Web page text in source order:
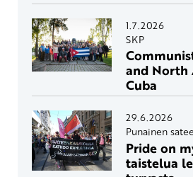
1.7.2026
SKP
and North
Cuba
29.6.2026
Punainen
Pride on
taistelua